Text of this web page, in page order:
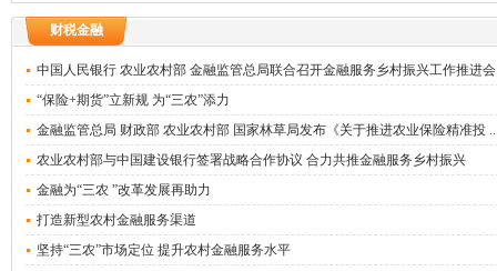
财税金融
中国人民银行 农业农村部 金融监管总局联合召开金融服务乡村振兴工作推进会
“保险+期货”立新规 为“三农”添力
金融监管总局 财政部 农业农村部 国家林草局发布《关于推进农业保险精准投
农业农村部与中国建设银行签署战略合作协议 合力共推金融服务乡村振兴
金融为“三农 ”改革发展再助力
打造新型农村金融服务渠道
坚持“三农”市场定位 提升农村金融服务水平